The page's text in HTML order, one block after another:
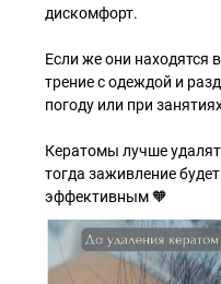
дискомфорт.
Если же они находятся
трение с одеждой и
погоду или при
Кератомы лучше
тогда заживление
эффективным 🧡